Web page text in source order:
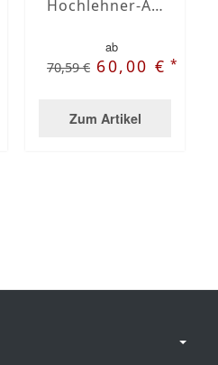
Hochlehner-Auflagen mit Stegsaum nach Maß
ab
70,59 € 60,00 €*
Zum Artikel